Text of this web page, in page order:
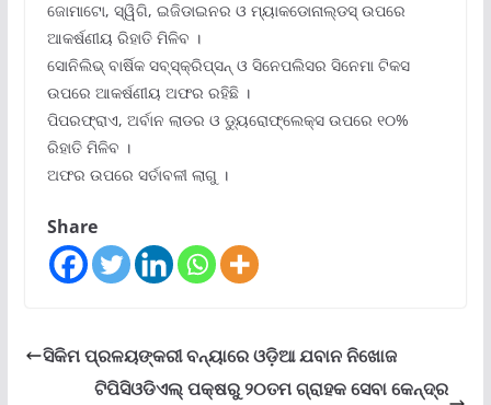
ଜୋମାଟୋ, ସ୍ୱିଗି, ଇଜିଡାଇନର ଓ ମ୍ୟାକଡୋନାଲ୍‌ଡସ୍ ଉପରେ
ଆକର୍ଷଣୀୟ ରିହାତି ମିଳିବ ।
ସୋନିଲିଭ୍ ବାର୍ଷିକ ସବ୍‌ସ୍କ୍ରିପ୍‌ସନ୍ ଓ ସିନେପଲିସର ସିନେମା ଟିକସ
ଉପରେ ଆକର୍ଷଣୀୟ ଅଫର ରହିଛି ।
ପିପରଫ୍ରାଏ, ଅର୍ବାନ ଲାଡର ଓ ଡ୍ୟୁରୋଫ୍ଲେକ୍ସ ଉପରେ ୧୦%
ରିହାତି ମିଳିବ ।
ଅଫର ଉପରେ ସର୍ତାବଳୀ ଲାଗୁ ।
Share
ସିକିମ ପ୍ରଳୟଙ୍କରୀ ବନ୍ୟାରେ ଓଡ଼ିଆ ଯବାନ ନିଖୋଜ
ଟିପିସିଓଡିଏଲ୍ ପକ୍ଷରୁ ୨୦ତମ ଗ୍ରାହକ ସେବା କେନ୍ଦ୍ର